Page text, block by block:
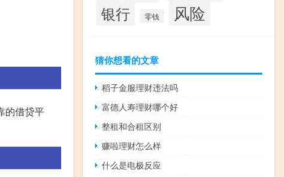
的借贷平
银行 零钱 风险
猜你想看的文章
稻子金服理财违法吗
富德人寿理财哪个好
整租和合租区别
赚啦理财怎么样
什么是电极反应